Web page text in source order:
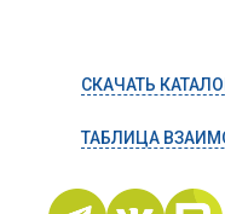
СКАЧАТЬ
ТАБЛИЦА